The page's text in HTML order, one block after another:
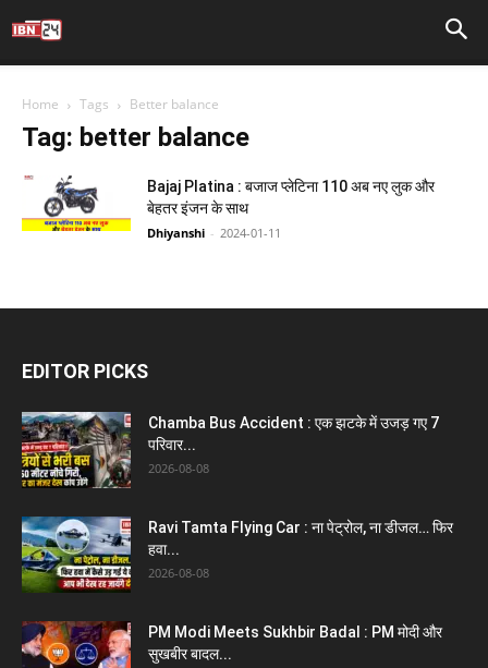
Home Tags Better balance
Tag: better balance
Bajaj Platina : बजाज प्लेटिना 110 अब नए लुक और
बेहतर इंजन के साथ
Dhiyanshi - 2024-01-11
EDITOR PICKS
Chamba Bus Accident : एक झटके में उजड़ गए 7
परिवार...
2026-08-08
Ravi Tamta Flying Car : ना पेट्रोल, ना डीजल… फिर
हवा...
2026-08-08
PM Modi Meets Sukhbir Badal : PM मोदी और
सुखबीर बादल...